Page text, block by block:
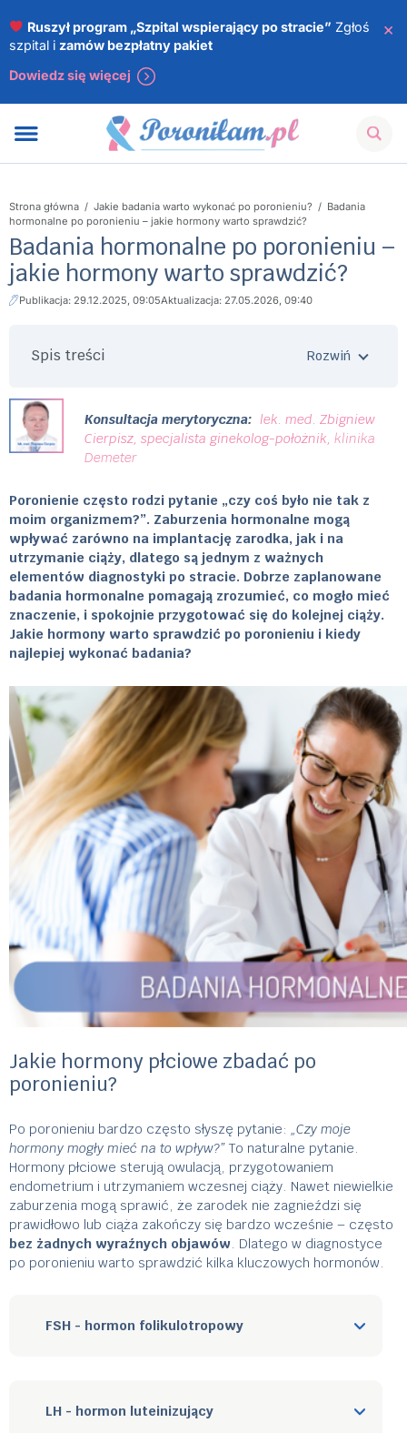
Ruszył program „Szpital wspierający po stracie” Zgłoś
szpital i zamów bezpłatny pakiet
Dowiedz się więcej
×
Strona główna / Jakie badania warto wykonać po poronieniu? / Badania
hormonalne po poronieniu – jakie hormony warto sprawdzić?
Badania hormonalne po poronieniu –
jakie hormony warto sprawdzić?
Publikacja: 29.12.2025, 09:05Aktualizacja: 27.05.2026, 09:40
Spis treści
Konsultacja merytoryczna: lek. med. Zbigniew
Cierpisz, specjalista ginekolog-położnik, klinika
Demeter.
Poronienie często rodzi pytanie „czy coś było nie tak z
moim organizmem?”. Zaburzenia hormonalne mogą
wpływać zarówno na implantację zarodka, jak i na
utrzymanie ciąży, dlatego są jednym z ważnych
elementów diagnostyki po stracie. Dobrze zaplanowane
badania hormonalne pomagają zrozumieć, co mogło mieć
znaczenie, i spokojnie przygotować się do kolejnej ciąży.
Jakie hormony warto sprawdzić po poronieniu i kiedy
najlepiej wykonać badania?
Jakie hormony płciowe zbadać po
poronieniu?
Po poronieniu bardzo często słyszę pytanie:
„Czy moje
hormony mogły mieć na to wpływ?” To naturalne pytanie.
Hormony płciowe sterują owulacją, przygotowaniem
endometrium i utrzymaniem wczesnej ciąży. Nawet niewielkie
zaburzenia mogą sprawić, że zarodek nie zagnieździ się
prawidłowo lub ciąża zakończy się bardzo wcześnie – często
bez żadnych wyraźnych objawów . Dlatego w diagnostyce
po poronieniu warto sprawdzić kilka kluczowych hormonów.
FSH - hormon folikulotropowy
LH - hormon luteinizujący